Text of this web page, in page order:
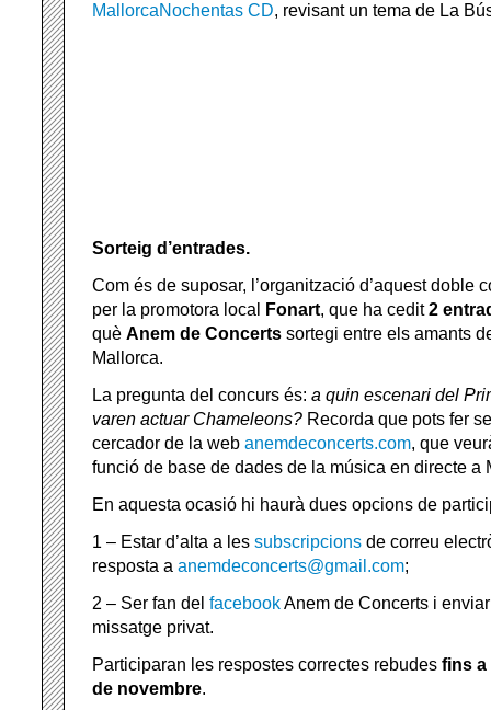
MallorcaNochentas CD, revisant un tema de La
Sorteig d’entrades.
Com és de suposar, l’organització d’aquest doble
per la promotora local
Fonart, que ha cedit2
què Anem de Concerts sortegi entre els amants
Mallorca.
La pregunta del concurs és: a quin escenari del
varen actuar Chameleons? Recorda que pots fer
cercador de la web anemdeconcerts.com, que
funció de base de dades de la música en directe a
En aquesta ocasió hi haurà dues opcions de
1 – Estar d’alta a les subscripcions de correu
resposta a anemdeconcerts@gmail.com;
2 – Ser fan del facebookAnem de Concerts i
missatge privat.
Participaran les respostes correctes rebudes fins a
de novembre.